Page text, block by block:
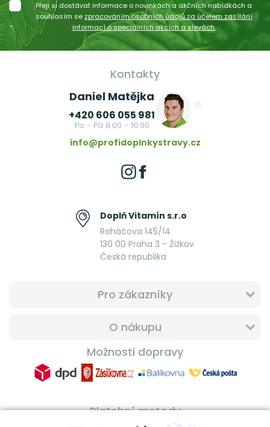
Přeji si dostávat informace o novinkách a akčních nabídkách a
souhlasím se zpracováním osobních údajů za účelem zasílání
informací o speciálních akcích a slevách.
Kontakty
Daniel Matějka
+420 606 055 981
Po - Pá 8:00 - 16:00
info@profidoplnkystravy.cz
Doplň Vitamín s.r.o
Roháčova 145/14
130 00 Praha 3 - Žižkov
Česká republika
Pro zákazníky
O nákupu
Možnosti dopravy
Platební metody